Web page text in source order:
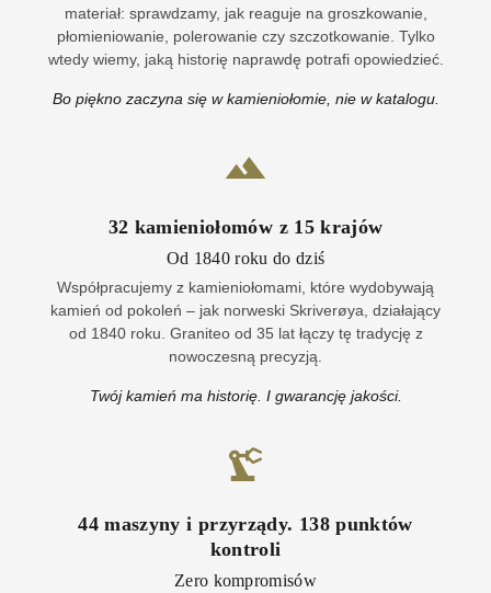
materiał: sprawdzamy, jak reaguje na groszkowanie,
płomieniowanie, polerowanie czy szczotkowanie. Tylko
wtedy wiemy, jaką historię naprawdę potrafi opowiedzieć.
Bo piękno zaczyna się w kamieniołomie, nie w katalogu.
32 kamieniołomów z 15krajów
Od 1840 roku do dziś
Współpracujemy z kamieniołomami, które wydobywają
kamień od pokoleń – jak norweski Skriverøya, działający
od 1840 roku. Graniteo od 35 lat łączy tę tradycję z
nowoczesną precyzją.
Twój kamień ma historię. I gwarancję jakości.
44 maszyny i przyrządy. 138punktów
kontroli
Zero kompromisów